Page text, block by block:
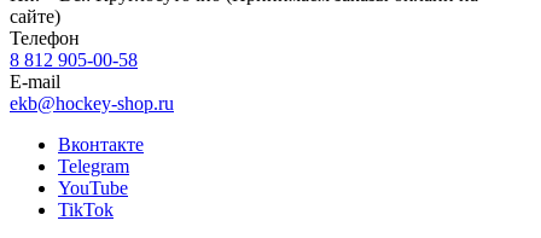
сайте)
Телефон
8 812 905-00-58
E-mail
ekb@hockey-shop.ru
Вконтакте
Telegram
YouTube
TikTok